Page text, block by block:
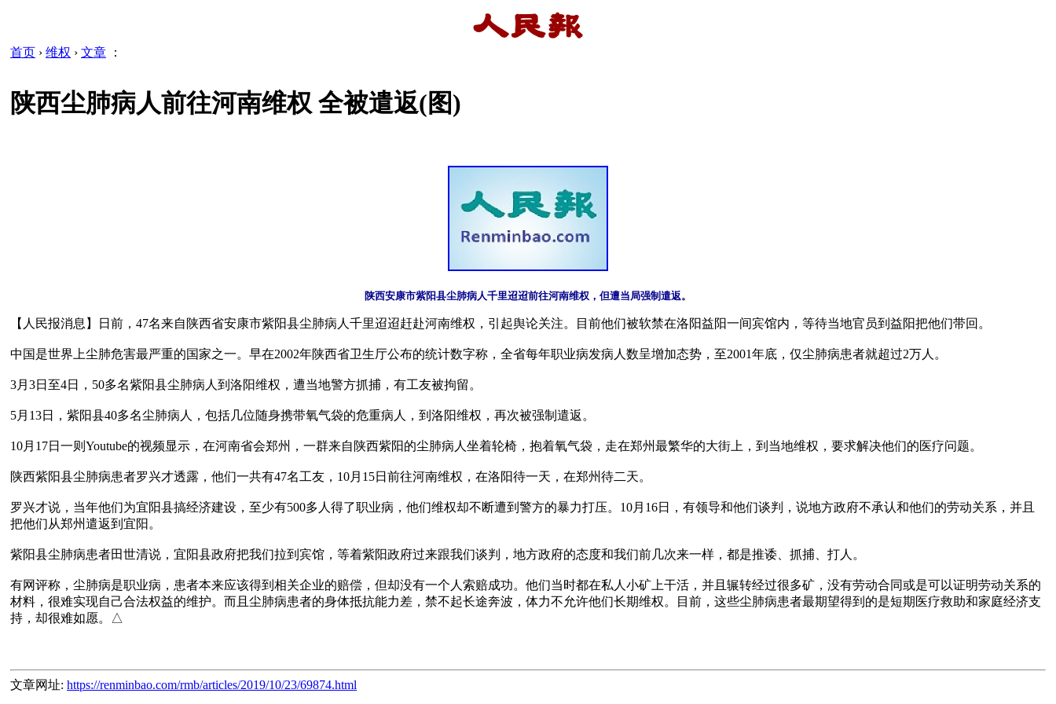
首页 › 维权 › 文章 ：
陕西尘肺病人前往河南维权 全被遣返(图)
【人民报消息】日前，47名来自陕西省安康市紫阳县尘肺病人千里迢迢赶赴河南维权，引起舆论关注。目前他们被软禁在洛阳益阳一间宾馆内，等待当地官员到益阳把他们带回。
中国是世界上尘肺危害最严重的国家之一。早在2002年陕西省卫生厅公布的统计数字称，全省每年职业病发病人数呈增加态势，至2001年底，仅尘肺病患者就超过2万人。
3月3日至4日，50多名紫阳县尘肺病人到洛阳维权，遭当地警方抓捕，有工友被拘留。
5月13日，紫阳县40多名尘肺病人，包括几位随身携带氧气袋的危重病人，到洛阳维权，再次被强制遣返。
10月17日一则Youtube的视频显示，在河南省会郑州，一群来自陕西紫阳的尘肺病人坐着轮椅，抱着氧气袋，走在郑州最繁华的大街上，到当地维权，要求解决他们的医疗问题。
陕西紫阳县尘肺病患者罗兴才透露，他们一共有47名工友，10月15日前往河南维权，在洛阳待一天，在郑州待二天。
罗兴才说，当年他们为宜阳县搞经济建设，至少有500多人得了职业病，他们维权却不断遭到警方的暴力打压。10月16日，有领导和他们谈判，说地方政府不承认和他们的劳动关系，并且
把他们从郑州遣返到宜阳。
紫阳县尘肺病患者田世清说，宜阳县政府把我们拉到宾馆，等着紫阳政府过来跟我们谈判，地方政府的态度和我们前几次来一样，都是推诿、抓捕、打人。
有网评称，尘肺病是职业病，患者本来应该得到相关企业的赔偿，但却没有一个人索赔成功。他们当时都在私人小矿上干活，并且辗转经过很多矿，没有劳动合同或是可以证明劳动关系的
材料，很难实现自己合法权益的维护。而且尘肺病患者的身体抵抗能力差，禁不起长途奔波，体力不允许他们长期维权。目前，这些尘肺病患者最期望得到的是短期医疗救助和家庭经济支
文章网址: https://renminbao.com/rmb/articles/2019/10/23/69874.html